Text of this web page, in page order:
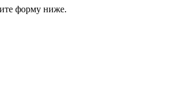
форму ниже.